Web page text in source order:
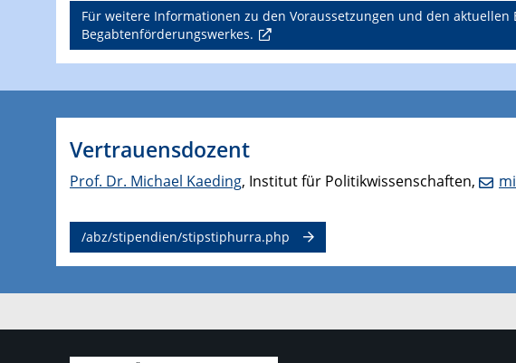
Für weitere Informationen zu den Voraussetzungen und den
Begabtenförderungswerkes.
Vertrauensdozent
Prof. Dr. Michael Kaeding, Institut für Politikwissenschaften,
/abz/stipendien/stipstiphurra.php